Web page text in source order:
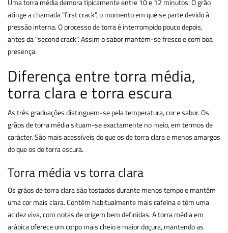
Uma torra média demora tipicamente entre 10 e 12 minutos. O grão
atinge a chamada "first crack", o momento em que se parte devido à
pressão interna. O processo de torra é interrompido pouco depois,
antes da "second crack". Assim o sabor mantém-se fresco e com boa
presença.
Diferença entre torra média,
torra clara e torra escura
As três graduações distinguem-se pela temperatura, cor e sabor. Os
grãos de torra média situam-se exactamente no meio, em termos de
carácter. São mais acessíveis do que os de torra clara e menos amargos
do que os de torra escura.
Torra média vs torra clara
Os grãos de torra clara são tostados durante menos tempo e mantêm
uma cor mais clara. Contêm habitualmente mais cafeína e têm uma
acidez viva, com notas de origem bem definidas. A torra média em
arábica oferece um corpo mais cheio e maior doçura, mantendo as